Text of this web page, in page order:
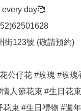
every day🥰
街123號 (敬請預約)
公仔花 #玫瑰 #玫瑰
人節花束 #生日花
束 #生日禮物 #週